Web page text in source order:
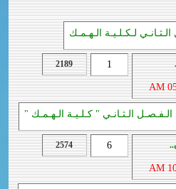
لـكـلـيـة الـهـمـك
1
2189
الـثـانـي " كـلـيـة الـهـمـك "
6
2574